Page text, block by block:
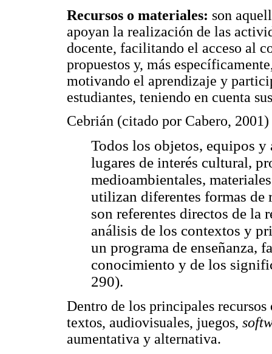
Recursos o materiales: son
apoyan la realización de las
docente, facilitando el acceso al
propuestos y, más
motivando el aprendizaje y
estudiantes, teniendo en cuenta
Cebrián (citado por Cabero,
Todos los objetos, equipos y
lugares de interés cultural,
medioambientales,
utilizan diferentes formas de
son referentes directos de la
análisis de los contextos y
un programa de enseñanza,
conocimiento y de los
290).
Dentro de los principales
textos, audiovisuales, juegos,
aumentativa y alternativa.